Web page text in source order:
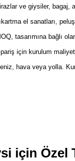
ve giysiler, bagaj,
el sanatları,
tasarımına bağlı
için kurulum
hava veya yolla.
için Özel